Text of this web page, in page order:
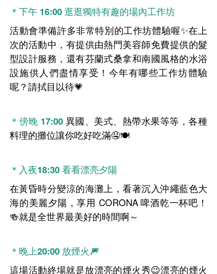
＊下午 16:00 逛逛獨特有趣的場內工作坊
活動會準備許多非常特別的工作坊體驗喔✨在上
次的活動中，有提供由熱門美容師免費提供的髮
型設計服務，還有芬蘭式桑拿和南國風格的水浴
設施供人們盡情享受！今年有哪些工作坊體驗
呢？請拭目以待💗
＊傍晚 17:00 異國、美式、熱帶水果等等，各種
料理的攤位讓你吃好吃滿🤤🍽
＊入夜18:30看看漂亮夕陽
在黃昏時分變涼的海灘上，看著沉入沖繩藍色大
海的美麗夕陽，享用 CORONA 啤酒乾一杯吧！
🍻就是全世界最美好的時間啊～
＊晚上20:00 放煙火🎆
這場活動終場就是放漂亮的煙火秀😉漂亮的煙火